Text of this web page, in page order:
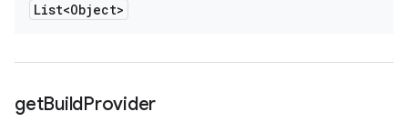
List<Object>
getBuildProvider